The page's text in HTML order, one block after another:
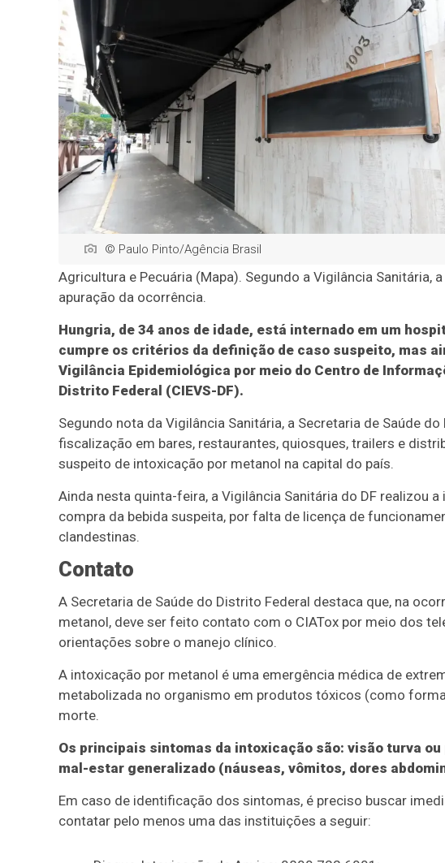
© Paulo Pinto/Agência Brasil
Agricultura e Pecuária (Mapa). Segundo a Vigilância Sanitária,
apuração da ocorrência.
Hungria, de 34 anos de idade, está internado em um
cumpre os critérios da definição de caso suspeito, mas
Vigilância Epidemiológica por meio do Centro de
Distrito Federal (CIEVS-DF).
Segundo nota da Vigilância Sanitária, a Secretaria de Saúde
fiscalização em bares, restaurantes, quiosques, trailers e
suspeito de intoxicação por metanol na capital do país.
Ainda nesta quinta-feira, a Vigilância Sanitária do DF realizou
compra da bebida suspeita, por falta de licença de
clandestinas.
Contato
A Secretaria de Saúde do Distrito Federal destaca que, na
metanol, deve ser feito contato com o CIATox por meio dos
orientações sobre o manejo clínico.
A intoxicação por metanol é uma emergência médica de
metabolizada no organismo em produtos tóxicos (como
morte.
Os principais sintomas da intoxicação são: visão turva
mal-estar generalizado (náuseas, vômitos, dores
Em caso de identificação dos sintomas, é preciso buscar
contatar pelo menos uma das instituições a seguir: